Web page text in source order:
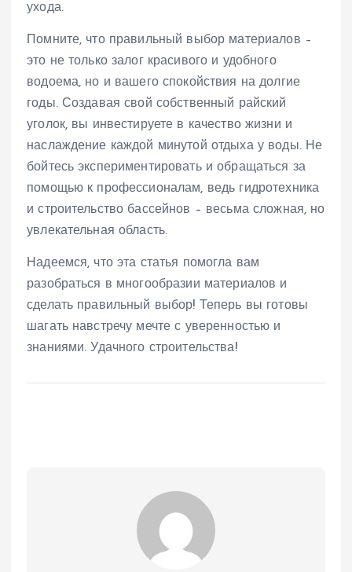
ухода.
Помните, что правильный выбор материалов –
это не только залог красивого и удобного
водоема, но и вашего спокойствия на долгие
годы. Создавая свой собственный райский
уголок, вы инвестируете в качество жизни и
наслаждение каждой минутой отдыха у воды. Не
бойтесь экспериментировать и обращаться за
помощью к профессионалам, ведь гидротехника
и строительство бассейнов – весьма сложная, но
увлекательная область.
Надеемся, что эта статья помогла вам
разобраться в многообразии материалов и
сделать правильный выбор! Теперь вы готовы
шагать навстречу мечте с уверенностью и
знаниями. Удачного строительства!